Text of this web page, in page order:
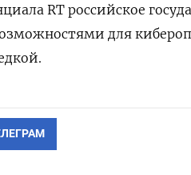
RT российское
для